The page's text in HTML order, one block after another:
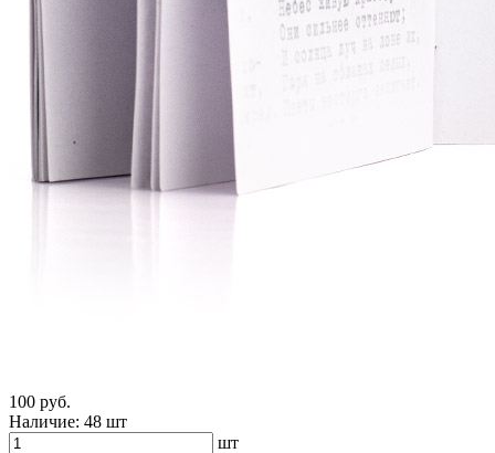
100 руб.
Наличие: 48 шт
шт